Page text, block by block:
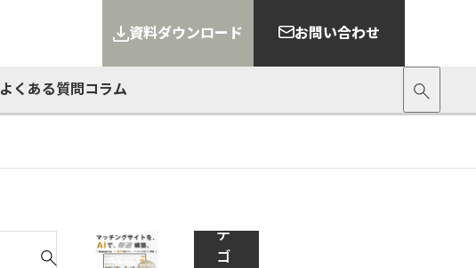
資料ダウンロード お問い合わせ
よくある質問コラム
テ
ゴ